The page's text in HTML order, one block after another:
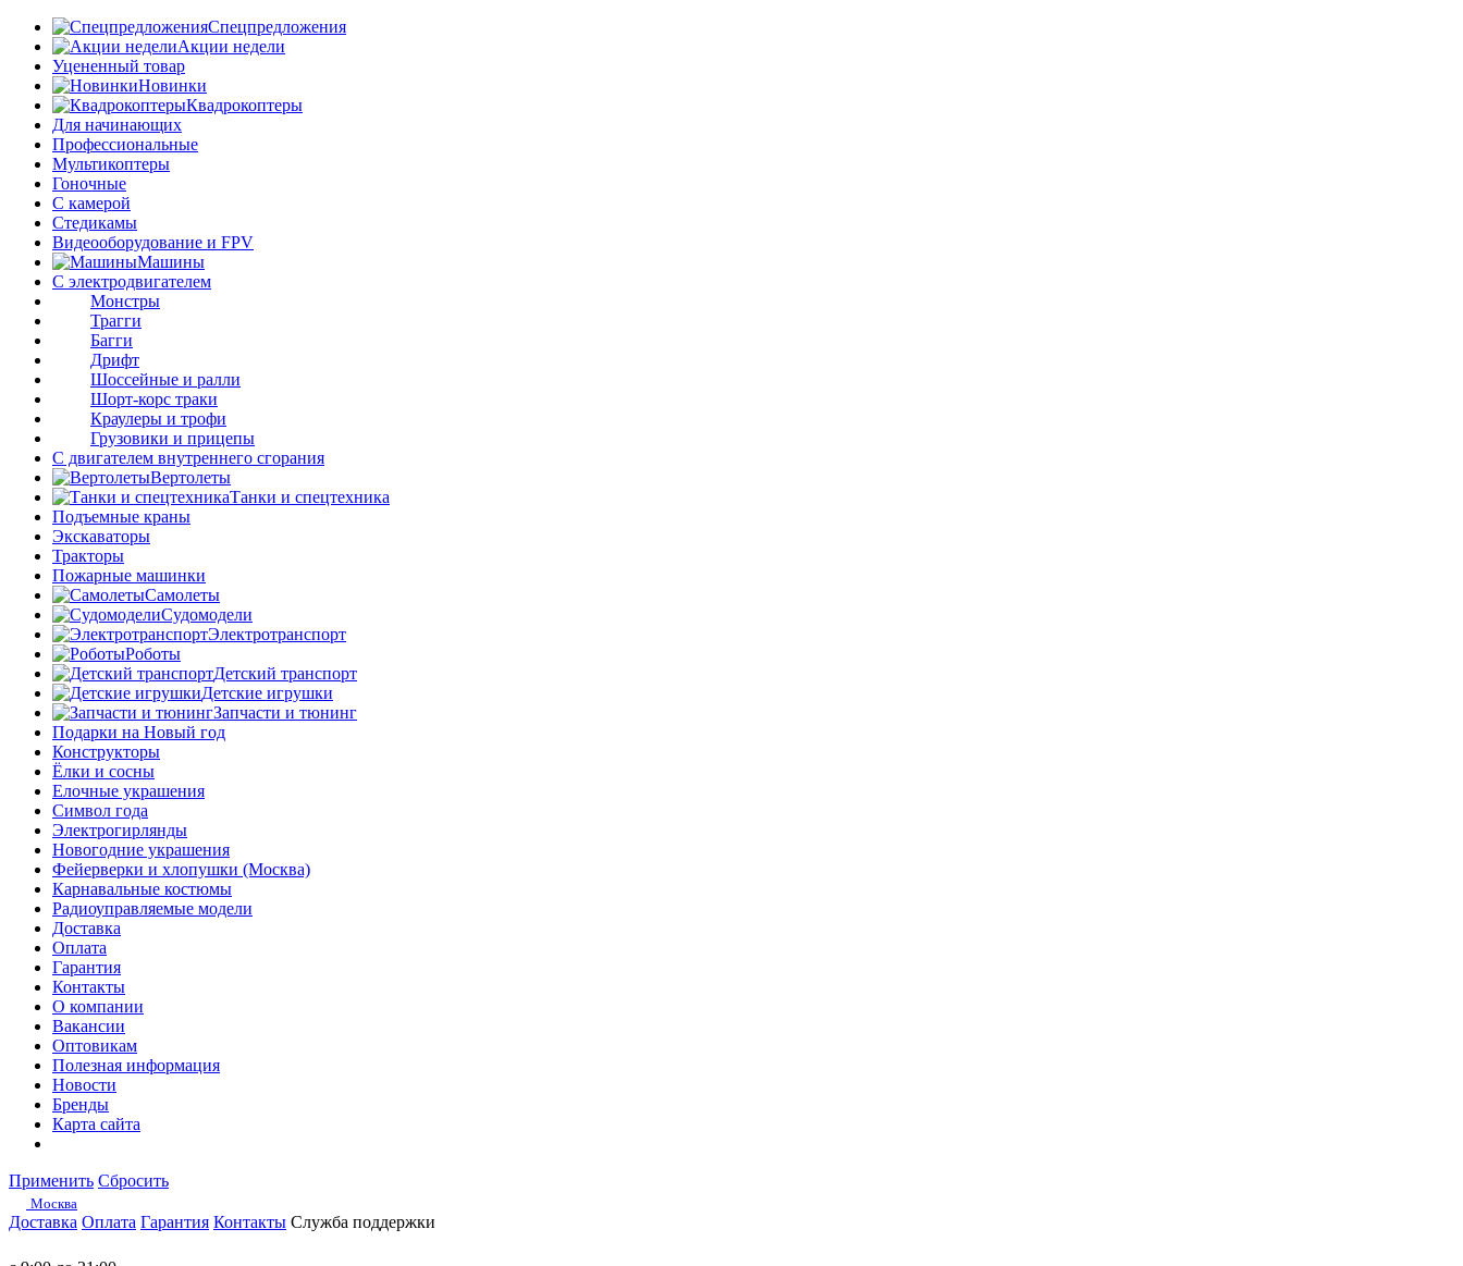
Спецпредложения
Акции недели
Уцененный товар
Новинки
Квадрокоптеры
Для начинающих
Профессиональные
Мультикоптеры
Гоночные
C камерой
Стедикамы
Видеооборудование и FPV
Машины
С электродвигателем
Монстры
Трагги
Багги
Дрифт
Шоссейные и ралли
Шорт-корс траки
Краулеры и трофи
Грузовики и прицепы
С двигателем внутреннего сгорания
Вертолеты
Танки и спецтехника
Подъемные краны
Экскаваторы
Тракторы
Пожарные машинки
Самолеты
Судомодели
Электротранспорт
Роботы
Детский транспорт
Детские игрушки
Запчасти и тюнинг
Подарки на Новый год
Конструкторы
Ёлки и сосны
Елочные украшения
Символ года
Электрогирлянды
Новогодние украшения
Фейерверки и хлопушки (Москва)
Карнавальные костюмы
Радиоуправляемые модели
Доставка
Оплата
Гарантия
Контакты
О компании
Вакансии
Оптовикам
Полезная информация
Новости
Бренды
Карта сайта
Применить Сбросить
Москва
Доставка Оплата Гарантия Контакты Служба поддержки